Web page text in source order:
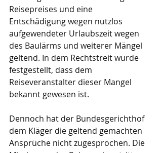
Reisepreises und eine
Entschädigung wegen nutzlos
aufgewendeter Urlaubszeit wegen
des Baulärms und weiterer Mängel
geltend. In dem Rechtstreit wurde
festgestellt, dass dem
Reiseveranstalter dieser Mangel
bekannt gewesen ist.
Dennoch hat der Bundesgerichthof
dem Kläger die geltend gemachten
Ansprüche nicht zugesprochen. Die